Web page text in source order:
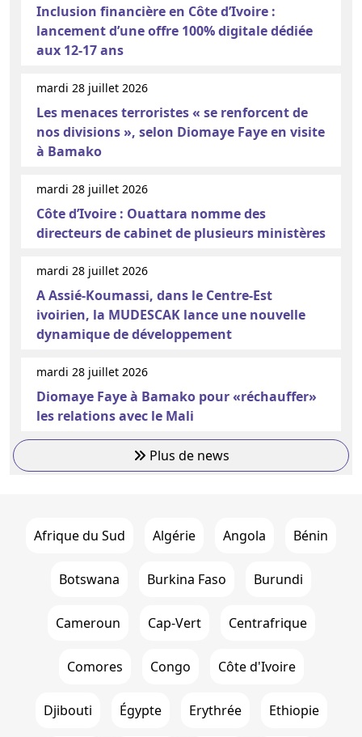
Inclusion financière en Côte d’Ivoire :
lancement d’une offre 100% digitale dédiée
aux 12-17 ans
mardi 28 juillet 2026
Les menaces terroristes « se renforcent de
nos divisions », selon Diomaye Faye en visite
à Bamako
mardi 28 juillet 2026
Côte d’Ivoire : Ouattara nomme des
directeurs de cabinet de plusieurs ministères
mardi 28 juillet 2026
A Assié-Koumassi, dans le Centre-Est
ivoirien, la MUDESCAK lance une nouvelle
dynamique de développement
mardi 28 juillet 2026
Diomaye Faye à Bamako pour «réchauffer»
les relations avec le Mali
Plus de news
Afrique du Sud Algérie Angola Bénin
Botswana Burkina Faso Burundi
Cameroun Cap-Vert Centrafrique
Comores Congo Côte d'Ivoire
Djibouti Égypte Erythrée Ethiopie